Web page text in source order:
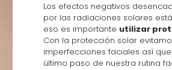
Los efectos negativos
por las radiaciones solares
eso es importante utilizar
Con la protección solar
imperfecciones faciales así
último paso de nuestra rutina